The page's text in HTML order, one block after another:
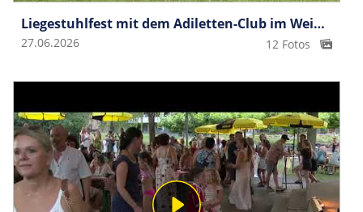
Liegestuhlfest mit dem Adiletten-Club im Weiherring
27.06.2026 12 Fotos